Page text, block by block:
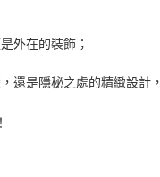
外在的裝飾；
還是隱秘之處的精緻設計，